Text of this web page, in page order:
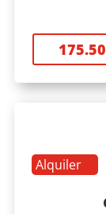
Alquiler